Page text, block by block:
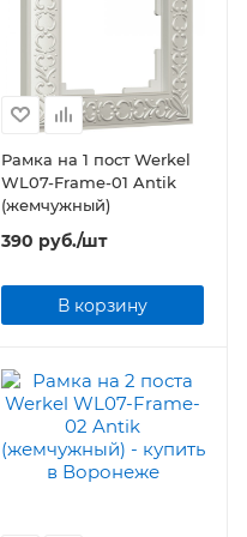
Рамка на 1 пост Werkel
WL07-Frame-01 Antik
(жемчужный)
390 руб./шт
В корзину